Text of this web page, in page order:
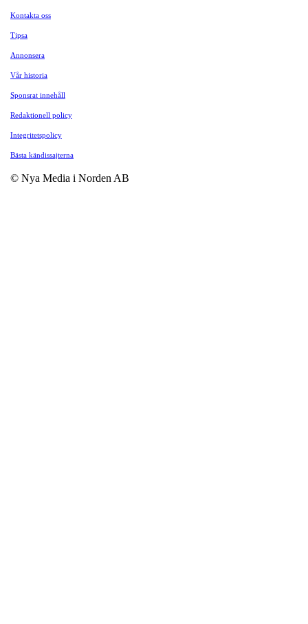
Kontakta oss
Tipsa
Annonsera
Vår historia
Sponsrat innehåll
Redaktionell policy
Integritetspolicy
Bästa kändissajterna
© Nya Media i Norden AB